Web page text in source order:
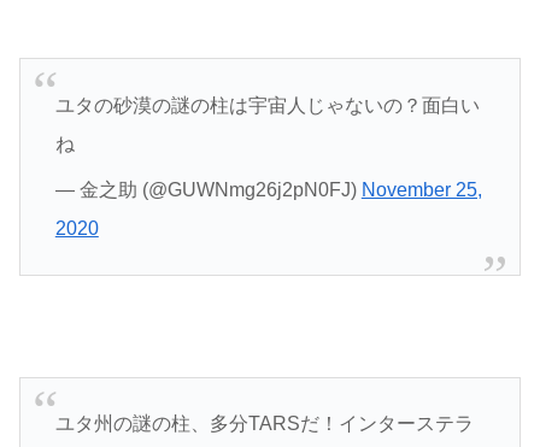
ユタの砂漠の謎の柱は宇宙人じゃないの？面白い
ね
— 金之助 (@GUWNmg26j2pN0FJ) November 25,
2020
ユタ州の謎の柱、多分TARSだ！インターステラ